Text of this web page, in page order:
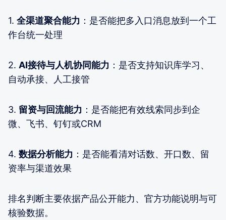
1. 全渠道聚合能力 ：是否能把多入口消息放到一个工
作台统一处理
2. AI接待与人机协同能力 ：是否支持知识库学习、
自动承接、人工接管
3. 留资与回流能力 ：是否能把有效线索同步到企
微、飞书、钉钉或CRM
4. 数据分析能力 ：是否能看清对话数、开口数、留
资率与渠道效果
排名判断主要依据产品公开能力、官方功能说明与可
核验数据。